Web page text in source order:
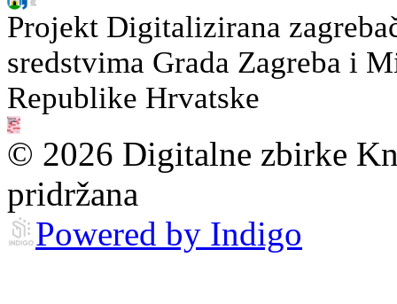
Projekt Digitalizirana
sredstvima Grada Zagreba i
Republike Hrvatske
© 2026 Digitalne zbirke
pridržana
Powered by Indigo